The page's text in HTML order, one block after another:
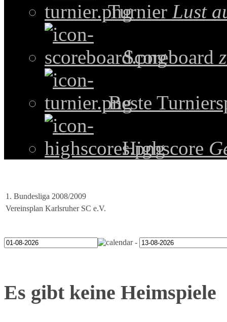
Turnier Lust
Scoreboard
Beste
Highscore
1. Bundesliga 2008/2009
Vereinsplan Karlsruher SC e.V.
-
Es gibt keine Heimspiele